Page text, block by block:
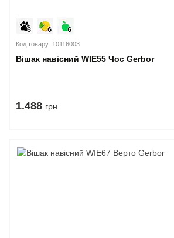
Код товару: 10116003
Вішак навісний WIE55 Чос Gerbor
1.488 грн